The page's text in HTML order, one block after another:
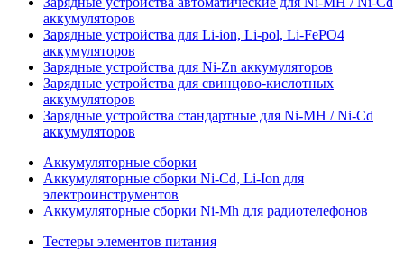
аккумуляторов
Зарядные устройства для Li-ion, Li-pol, Li-FePO4
аккумуляторов
Зарядные устройства для Ni-Zn аккумуляторов
Зарядные устройства для свинцово-кислотных
аккумуляторов
Зарядные устройства стандартные для Ni-MH / Ni-Cd
аккумуляторов
Аккумуляторные сборки
Аккумуляторные сборки Ni-Cd, Li-Ion для
электроинструментов
Аккумуляторные сборки Ni-Mh для радиотелефонов
Тестеры элементов питания